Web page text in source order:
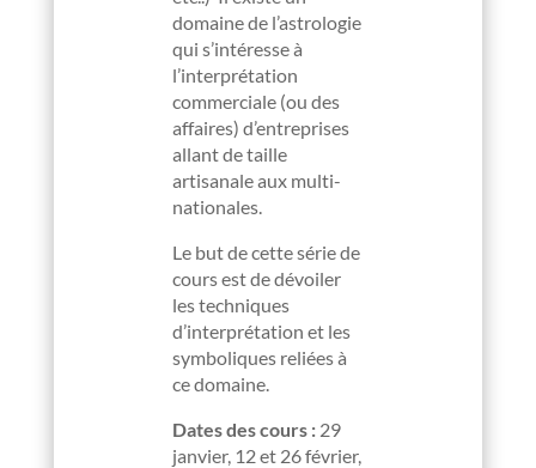
domaine de l’astrologie
qui s’intéresse à
l’interprétation
commerciale (ou des
affaires) d’entreprises
allant de taille
artisanale aux multi-
nationales.
Le but de cette série de
cours est de dévoiler
les techniques
d’interprétation et les
symboliques reliées à
ce domaine.
Dates des cours : 29
janvier, 12 et 26 février,